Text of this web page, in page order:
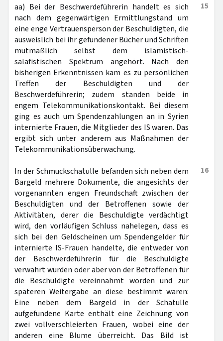
15
aa) Bei der Beschwerdeführerin handelt es sich
nach dem gegenwärtigen Ermittlungstand um
eine enge Vertrauensperson der Beschuldigten, die
ausweislich bei ihr gefundener Bücher und Schriften
mutmaßlich selbst dem islamistisch-
salafistischen Spektrum angehört. Nach den
bisherigen Erkenntnissen kam es zu persönlichen
Treffen der Beschuldigten und der
Beschwerdeführerin; zudem standen beide in
engem Telekommunikationskontakt. Bei diesem
ging es auch um Spendenzahlungen an in Syrien
internierte Frauen, die Mitglieder des IS waren. Das
ergibt sich unter anderem aus Maßnahmen der
Telekommunikationsüberwachung.
16
In der Schmuckschatulle befanden sich neben dem
Bargeld mehrere Dokumente, die angesichts der
vorgenannten engen Freundschaft zwischen der
Beschuldigten und der Betroffenen sowie der
Aktivitäten, derer die Beschuldigte verdächtigt
wird, den vorläufigen Schluss nahelegen, dass es
sich bei den Geldscheinen um Spendengelder für
internierte IS-Frauen handelte, die entweder von
der Beschwerdeführerin für die Beschuldigte
verwahrt wurden oder aber von der Betroffenen für
die Beschuldigte vereinnahmt worden und zur
späteren Weitergabe an diese bestimmt waren:
Eine neben dem Bargeld in der Schatulle
aufgefundene Karte enthält eine Zeichnung von
zwei vollverschleierten Frauen, wobei eine der
anderen eine Blume überreicht. Das Bild ist